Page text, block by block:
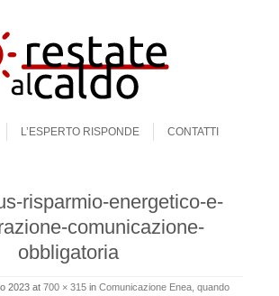
L’ESPERTO RISPONDE CONTATTI
risparmio-energetico-e-
comunicazione-
obbligatoria
2023at 700 × 315in Comunicazione Enea, quando